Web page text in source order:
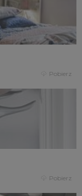
Pobierz
Pobierz